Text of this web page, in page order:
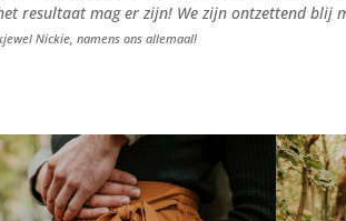
resultaat mag er zijn! We zijn ontzettend blij
Nickie, namens ons allemaal!